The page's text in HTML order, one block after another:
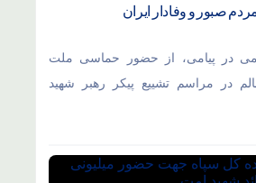
صبور و وفادار ایران
در پیامی، از حضور حماسی ملت
در مراسم تشییع پیکر رهبر شهید